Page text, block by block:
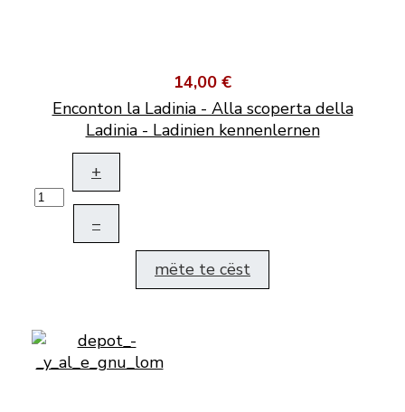
14,00 €
Enconton la Ladinia - Alla scoperta della
Ladinia - Ladinien kennenlernen
+
–
mëte te cëst